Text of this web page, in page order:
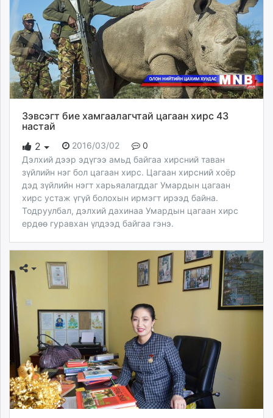
Зэвсэгт бие хамгаалагчтай цагаан хирс 43
настай
2
2016/03/02
0
Дэлхий дээр эдүгээ амьд байгаа хирсний таван
зүйлийн нэг бол цагаан хирс. Цагаан хирсний хоёр
дэд зүйлийн нэгт харьяалагддаг Умардын цагаан
хирс устаж үгүй болохын ирмэгт ирээд байна.
Тодруулбал, дэлхий дахинаа Умардын цагаан хирс
ердөө гуравхан үлдээд байгаа гэнэ.